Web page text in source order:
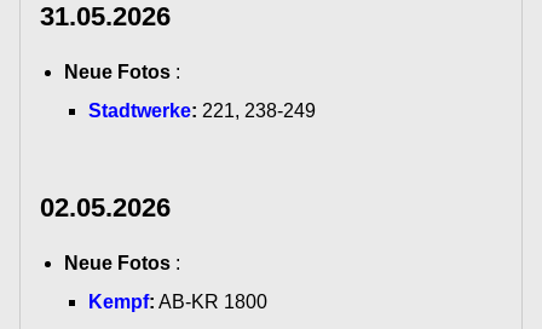
31.05.2026
Neue Fotos :
Stadtwerke: 221, 238-249
02.05.2026
Neue Fotos :
Kempf: AB-KR 1800